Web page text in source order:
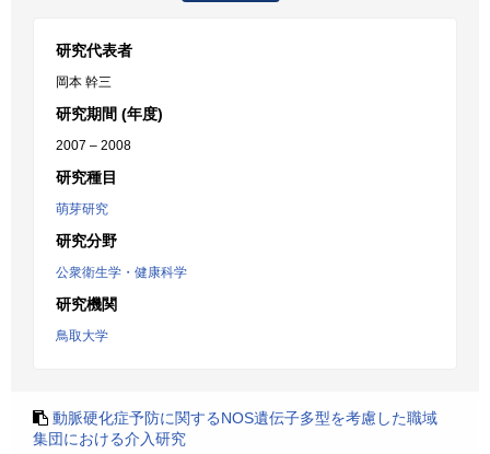
研究代表者
岡本 幹三
研究期間 (年度)
2007 – 2008
研究種目
萌芽研究
研究分野
公衆衛生学・健康科学
研究機関
鳥取大学
動脈硬化症予防に関するNOS遺伝子多型を考慮した職域
集団における介入研究